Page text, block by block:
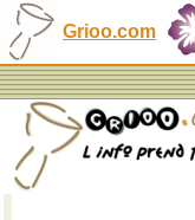
Grioo.com